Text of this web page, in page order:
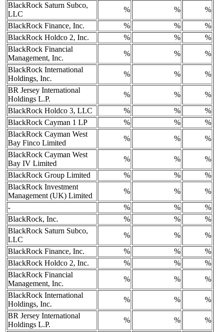
BlackRock Saturn Subco,
LLC
% %
%
BlackRock Finance, Inc.
% %
%
BlackRock Holdco 2, Inc.
% %
%
BlackRock Financial
Management, Inc.
% %
%
BlackRock International
Holdings, Inc.
% %
%
BR Jersey International
Holdings L.P.
% %
%
BlackRock Holdco 3, LLC
% %
%
BlackRock Cayman 1 LP
% %
%
BlackRock Cayman West
Bay Finco Limited
% %
%
BlackRock Cayman West
Bay IV Limited
% %
%
BlackRock Group Limited
% %
%
BlackRock Investment
Management (UK) Limited
% %
%
-
% %
%
BlackRock, Inc.
% %
%
BlackRock Saturn Subco,
LLC
% %
%
BlackRock Finance, Inc.
% %
%
BlackRock Holdco 2, Inc.
% %
%
BlackRock Financial
Management, Inc.
% %
%
BlackRock International
Holdings, Inc.
% %
%
BR Jersey International
Holdings L.P.
% %
%